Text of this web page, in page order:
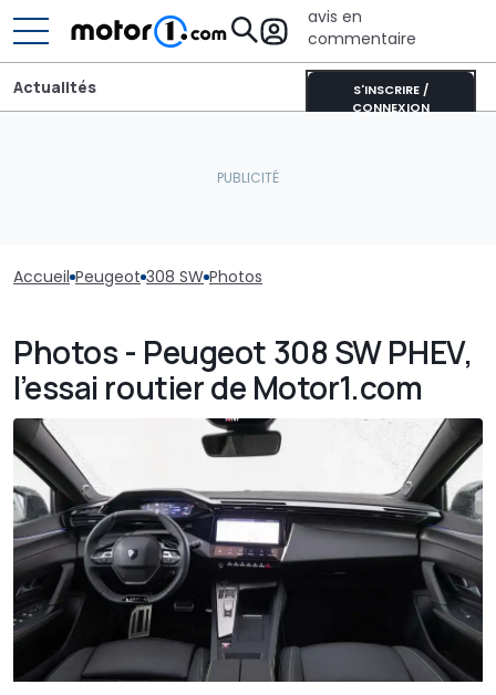
avis en
commentaire
S'INSCRIRE /
CONNEXION
Actualités
Accueil Peugeot 308 SW Photos
Photos - Peugeot 308 SW PHEV,
l’essai routier de Motor1.com